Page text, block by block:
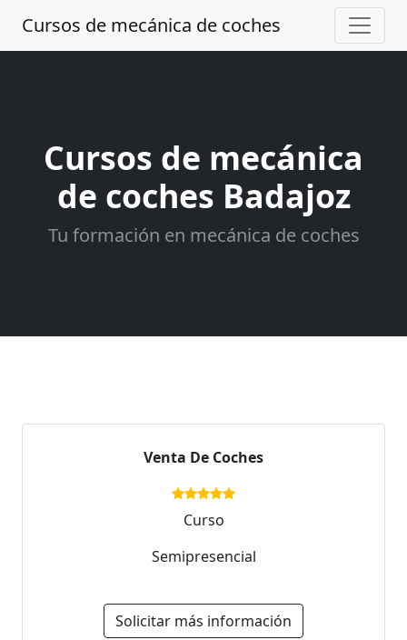
Cursos de mecánica de coches
Cursos de mecánica
de coches Badajoz
Tu formación en mecánica de coches
Venta De Coches
Curso
Semipresencial
Solicitar más información